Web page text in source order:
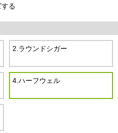
る
2.ラウンドシガー
4.ハーフウェル